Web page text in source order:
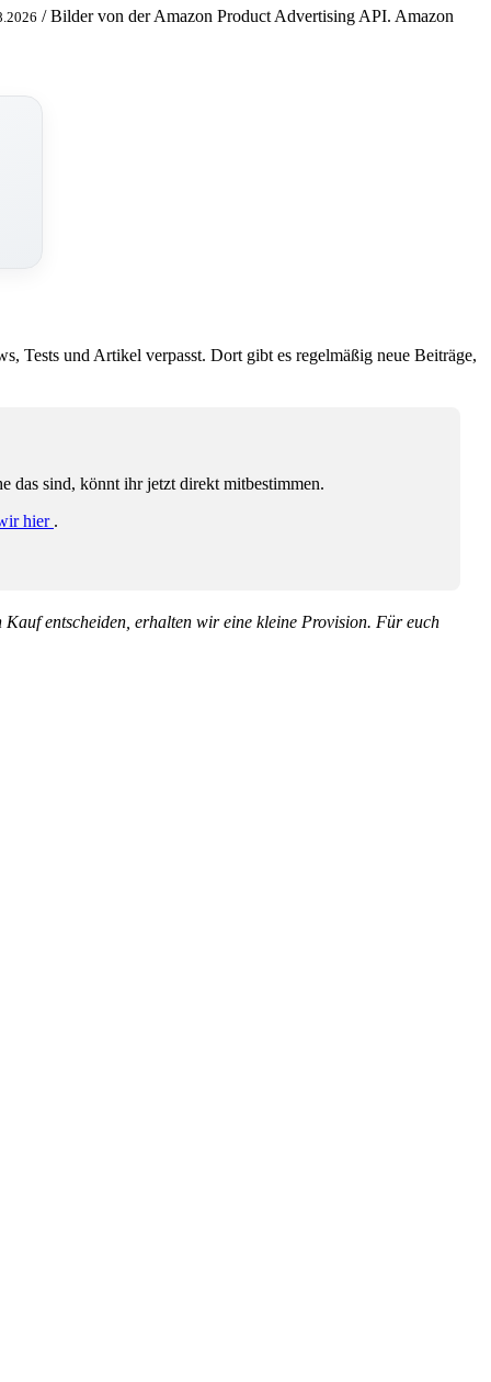
/ Bilder von der Amazon Product Advertising API. Amazon
Tests und Artikel verpasst. Dort gibt es regelmäßig neue Beiträge,
das sind, könnt ihr jetzt direkt mitbestimmen.
hier .
entscheiden, erhalten wir eine kleine Provision. Für euch